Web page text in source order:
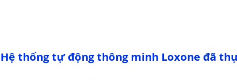
Hệ thống tự động thông minh Loxone đã